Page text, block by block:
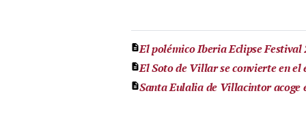
El polémico Iberia Eclipse
El Soto de Villar se convierte en
Santa Eulalia de Villacintor